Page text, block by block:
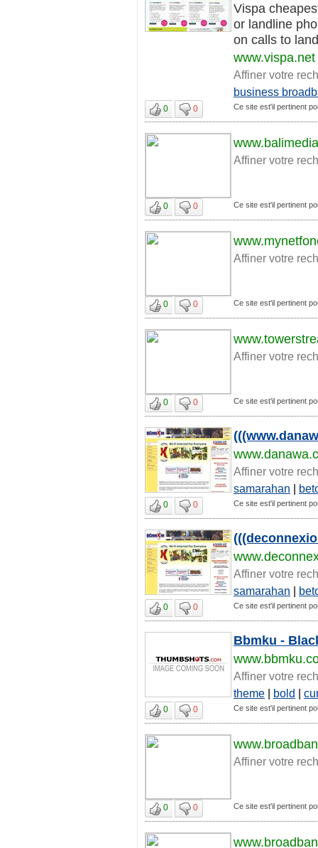
Vispa
or landline
on calls to
www.vispa.net
Affiner votre
business
0 0 Ce site est'il pertinent
Affiner votre
0 0 Ce site est'il pertinent
Affiner votre
0 0 Ce site est'il pertinent
Affiner votre
0 0 Ce site est'il pertinent
Affiner votre
samarahan |
0 0 Ce site est'il pertinent
Affiner votre
samarahan |
0 0 Ce site est'il pertinent
Bbmku -
Affiner votre
theme | bold |
0 0 Ce site est'il pertinent
Affiner votre
0 0 Ce site est'il pertinent